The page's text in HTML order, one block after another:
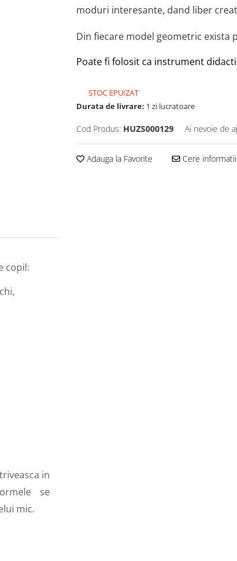
moduri interesante, dand liber
Din fiecare model geometric exista
Poate fi folosit ca instrument
STOC EPUIZAT
Durata de livrare: 1 zi lucratoare
Cod Produs: HUZS000129 Ai nevoie de
Adauga la Favorite Cere informatii
copil:
in
se
mic.